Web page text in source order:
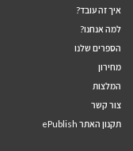
איך זה עובד?
למה אנחנו?
הספרים שלנו
מחירון
המלצות
צור קשר
תקנון האתר ePublish